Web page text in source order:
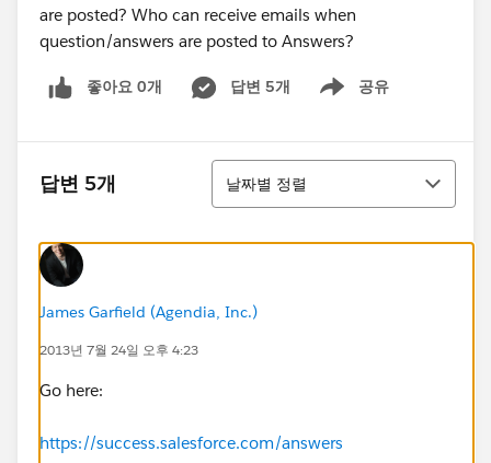
are posted? Who can receive emails when
question/answers are posted to Answers?
좋아요 0개 답변 5개 공유
Show menu
답변 5개
정렬
날짜별 정렬
James Garfield (Agendia, Inc.)
2013년 7월 24일 오후 4:23
Go here:
https://success.salesforce.com/answers